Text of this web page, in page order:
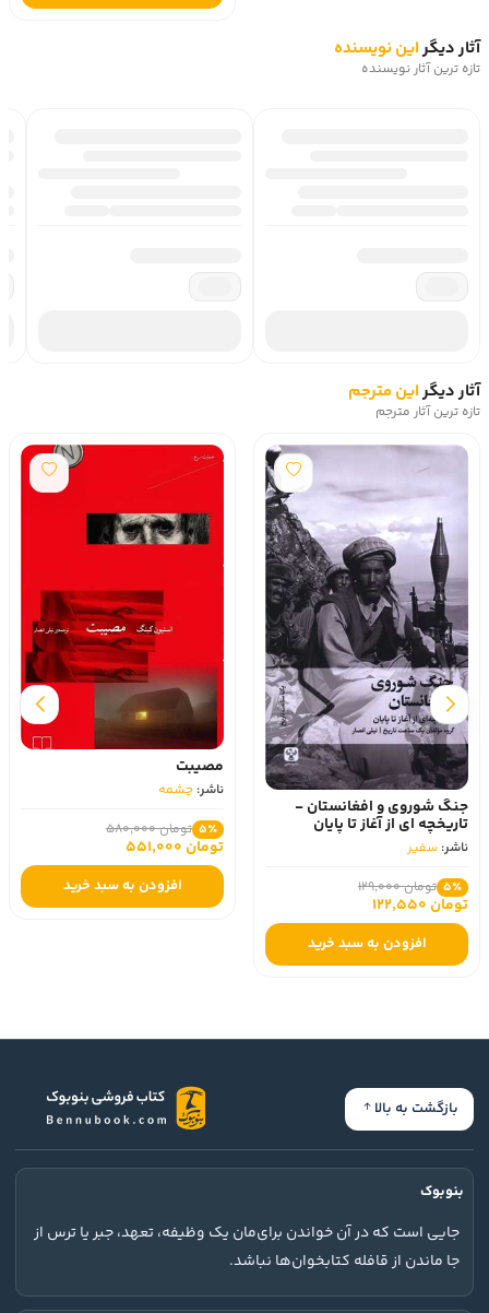
آثار دیگراین نویسنده
تازه ترین آثار نویسنده
آثار دیگراین مترجم
تازه ترین آثار مترجم
جنگ شوروی و افغانستان -
تاریخچه ای از آغاز تا پایان
ناشر: سفیر
5٪ تومان 129,000
تومان 122,550
افزودن به سبد خرید
مصیبت
ناشر: چشمه
5٪ تومان 580,000
تومان 551,000
افزودن به سبد خرید
بازگشت به بالا
بنوبوک
جایی است که در آن خواندن برای‌مان یک وظیفه، تعهد، جبر یا ترس از
جا ماندن از قافله کتابخوان‌ها نباشد.